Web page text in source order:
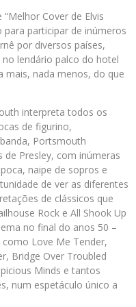
Cover de Elvis
para participar de inúmeros
por diversos países,
lendário palco do hotel
mais, nada menos, do que
interpreta todos os
de figurino,
Portsmouth
Presley, com inúmeras
naipe de sopros e
de ver as diferentes
de clássicos que
Rock e All Shook Up
no final do anos 50 –
Love Me Tender,
Bridge Over Troubled
Minds e tantos
num espetáculo único a